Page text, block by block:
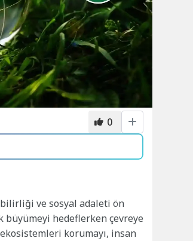
0
ve sosyal adaleti ön
hedeflerken çevreye
korumayı, insan